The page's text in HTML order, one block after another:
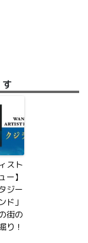
スト
ー】
ジー
ド」
街の
り！